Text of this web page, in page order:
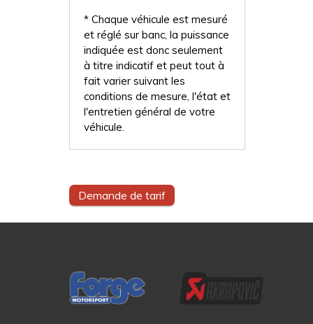
* Chaque véhicule est mesuré
et réglé sur banc, la puissance
indiquée est donc seulement
à titre indicatif et peut tout à
fait varier suivant les
conditions de mesure, l'état et
l'entretien général de votre
véhicule.
Demande de tarif